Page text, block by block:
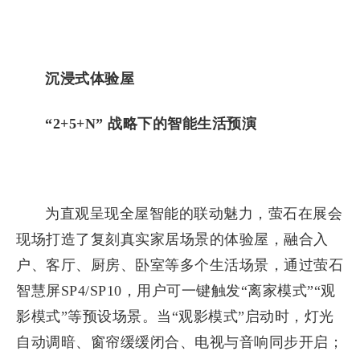
沉浸式体验屋
“2+5+N” 战略下的智能生活预演
为直观呈现全屋智能的联动魅力，萤石在展会
现场打造了复刻真实家居场景的体验屋，融合入
户、客厅、厨房、卧室等多个生活场景，通过萤石
智慧屏SP4/SP10，用户可一键触发“离家模式”“观
影模式”等预设场景。当“观影模式”启动时，灯光
自动调暗、窗帘缓缓闭合、电视与音响同步开启；